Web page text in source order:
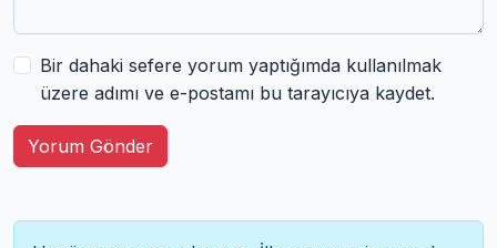
Bir dahaki sefere yorum yaptığımda kullanılmak
üzere adımı ve e-postamı bu tarayıcıya kaydet.
Yorum Gönder